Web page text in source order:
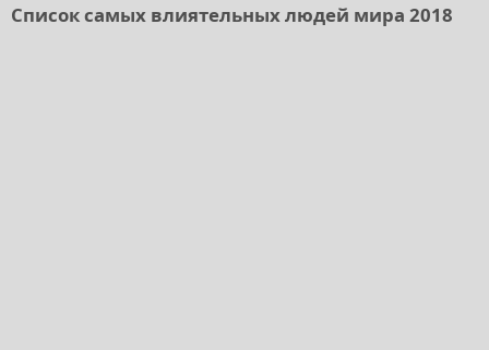
Список самых влиятельных людей мира 2018